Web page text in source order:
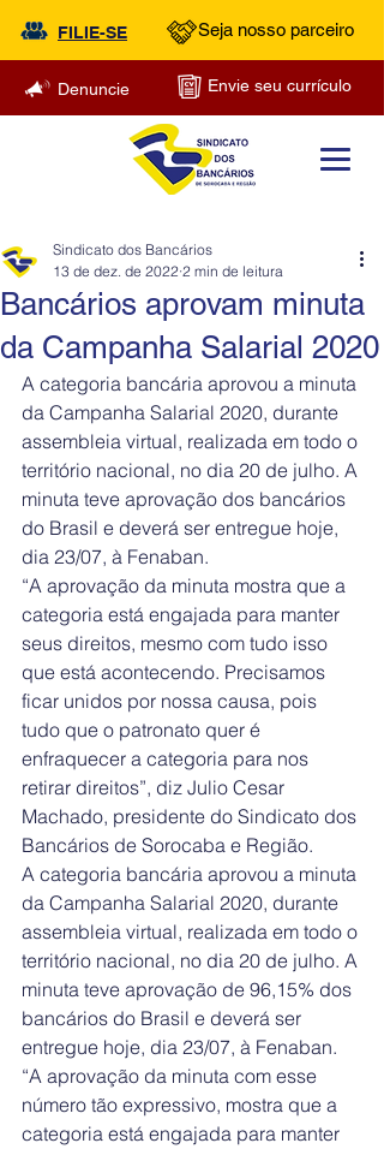
FILIE-SE Seja nosso parceiro
Denuncie Envie seu currículo
Bancários aprovam minuta
da Campanha Salarial 2020
Sindicato dos Bancários
13 de dez. de 2022 2 min de leitura
A categoria bancária aprovou a minuta
da Campanha Salarial 2020, durante
assembleia virtual, realizada em todo o
território nacional, no dia 20 de julho. A
minuta teve aprovação dos bancários
do Brasil e deverá ser entregue hoje,
dia 23/07, à Fenaban.
“A aprovação da minuta mostra que a
categoria está engajada para manter
seus direitos, mesmo com tudo isso
que está acontecendo. Precisamos
ficar unidos por nossa causa, pois
tudo que o patronato quer é
enfraquecer a categoria para nos
retirar direitos”, diz Julio Cesar
Machado, presidente do Sindicato dos
Bancários de Sorocaba e Região.
A categoria bancária aprovou a minuta
da Campanha Salarial 2020, durante
assembleia virtual, realizada em todo o
território nacional, no dia 20 de julho. A
minuta teve aprovação de 96,15% dos
bancários do Brasil e deverá ser
entregue hoje, dia 23/07, à Fenaban.
“A aprovação da minuta com esse
número tão expressivo, mostra que a
categoria está engajada para manter